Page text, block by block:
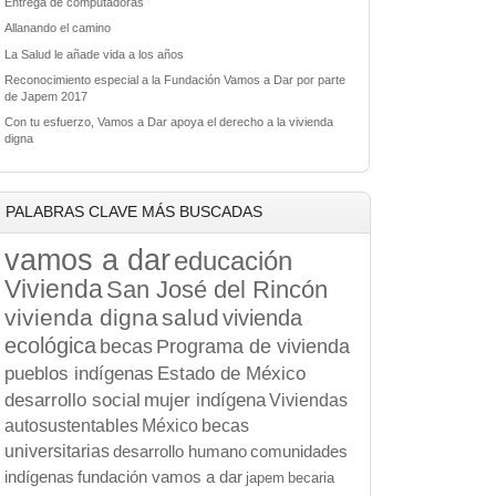
Allanando el camino
La Salud le añade vida a los años
Reconocimiento especial a la Fundación Vamos a Dar por parte
de Japem 2017
Con tu esfuerzo, Vamos a Dar apoya el derecho a la vivienda
digna
PALABRAS CLAVE MÁS BUSCADAS
vamos a dareducación
ViviendaSan José del Rincón
vivienda dignasaludvivienda
ecológica becas Programa de vivienda
pueblos indígenas Estado de México
desarrollo social mujer indígena Viviendas
autosustentables México becas
universitarias desarrollo humano comunidades
indígenas fundación vamos a dar japem becaria